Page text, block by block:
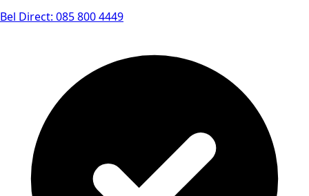
Bel Direct: 085 800 4449